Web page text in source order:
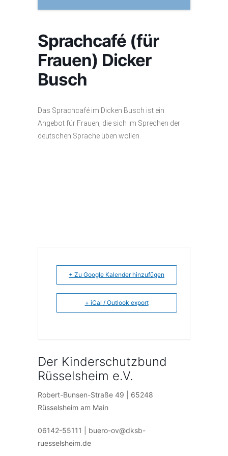
Sprachcafé (für
Frauen) Dicker
Busch
Das Sprachcafé im Dicken Busch ist ein
Angebot für Frauen, die sich im Sprechen der
deutschen Sprache üben wollen.
+ Zu Google Kalender hinzufügen
+ iCal / Outlook export
Der Kinderschutzbund
Rüsselsheim e.V.
Robert-Bunsen-Straße 49 | 65248
Rüsselsheim am Main
06142-55111 | buero-ov@dksb-
ruesselsheim.de